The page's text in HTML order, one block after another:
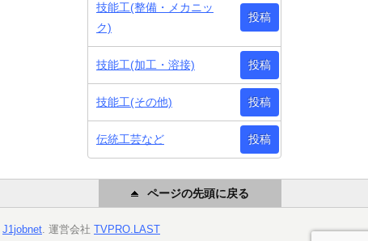
技能工(整備・メカニッ
ク)
投稿
技能工(加工・溶接) 投稿
技能工(その他) 投稿
伝統工芸など 投稿
ページの先頭に戻る
J1jobnet. 運営会社 TVPRO.LAST